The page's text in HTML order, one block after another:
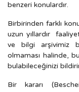
benzeri konulardır.
Birbirinden farklı
uzun yıllardır
ve bilgi arşivimiz
olmaması halinde,
bulabileceğinizi
Bir kararı